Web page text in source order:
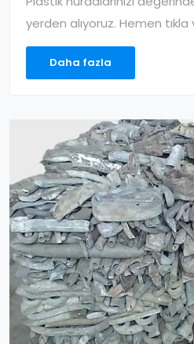
yerden alıyoruz. Hemen tıkla
Daha fazla